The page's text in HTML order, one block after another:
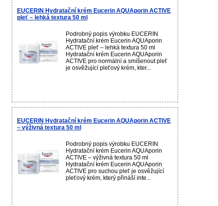
EUCERIN Hydratační krém Eucerin AQUAporin ACTIVE
pleť – lehká textura 50 ml
Podrobný popis výrobku EUCERIN
Hydratační krém Eucerin AQUAporin
ACTIVE pleť – lehká textura 50 ml
Hydratační krém Eucerin AQUAporin
ACTIVE pro normální a smíšenout pleť
je osvěžující pleťový krém, kter...
EUCERIN Hydratační krém Eucerin AQUAporin ACTIVE
– výživná textura 50 ml
Podrobný popis výrobku EUCERIN
Hydratační krém Eucerin AQUAporin
ACTIVE – výživná textura 50 ml
Hydratační krém Eucerin AQUAporin
ACTIVE pro suchou pleť je osvěžující
pleťový krém, který přináší inte...